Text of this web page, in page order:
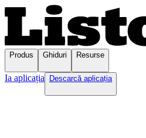
Produs Ghiduri Resurse
Ia aplicația Descarcă aplicația